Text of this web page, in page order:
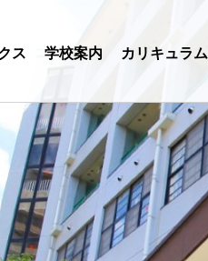
ス 学校案内 カリキュラム